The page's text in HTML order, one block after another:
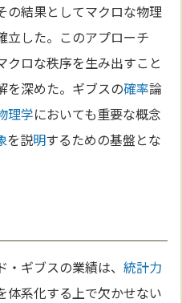
の結果としてマクロな物理
立した。このアプローチ
クロな秩序を生み出すこと
を深めた。ギブスの確率論
理学においても重要な概念
を説明するための基盤とな
・ギブスの業績は、統計力
体系化する上で欠かせない